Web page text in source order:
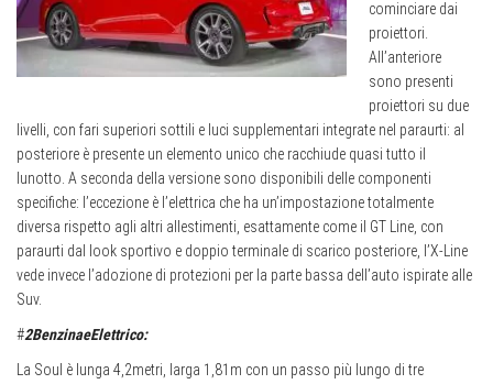
cominciare dai
proiettori.
All’anteriore
sono presenti
proiettori su due
livelli, con fari superiori sottili e luci supplementari integrate nel paraurti: al
posteriore è presente un elemento unico che racchiude quasi tutto il
lunotto. A seconda della versione sono disponibili delle componenti
specifiche: l’eccezione è l’elettrica che ha un’impostazione totalmente
diversa rispetto agli altri allestimenti, esattamente come il GT Line, con
paraurti dal look sportivo e doppio terminale di scarico posteriore, l’X-Line
vede invece l’adozione di protezioni per la parte bassa dell’auto ispirate alle
Suv.
#2BenzinaeElettrico:
La Soul è lunga 4,2metri, larga 1,81m con un passo più lungo di tre